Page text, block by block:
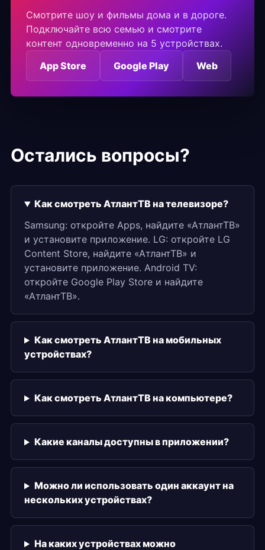
Смотрите шоу и фильмы дома и в дороге.
Подключайте всю семью и смотрите
контент одновременно на 5 устройствах.
App Store
Google Play Web
Остались вопросы?
Как смотреть АтлантТВ на телевизоре?
Samsung: откройте Apps, найдите «АтлантТВ»
и установите приложение. LG: откройте LG
Content Store, найдите «АтлантТВ» и
установите приложение. Android TV:
откройте Google Play Store и найдите
«АтлантТВ».
Как смотреть АтлантТВ на мобильных
устройствах?
Как смотреть АтлантТВ на компьютере?
Какие каналы доступны в приложении?
Можно ли использовать один аккаунт на
нескольких устройствах?
На каких устройствах можно